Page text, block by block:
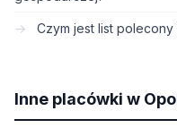
Czym jest list
Inne placówki w